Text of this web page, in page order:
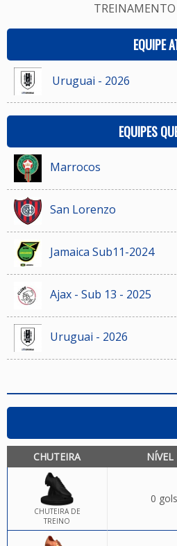
EQUIPE
Uruguai - 2026
EQUIPES
Marrocos
San Lorenzo
Jamaica Sub11-2024
Ajax - Sub 13 - 2025
Uruguai - 2026
CHUTEIRA NÍVEL
CHUTEIRA DE
TREINO
0 gols